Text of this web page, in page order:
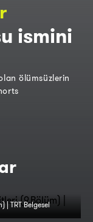
ismini
ölümsüzlerin
| TRT Belgesel